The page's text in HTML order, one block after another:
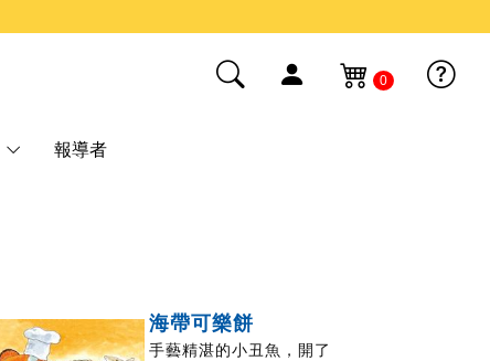
0
報導者
海帶可樂餅
手藝精湛的小丑魚，開了